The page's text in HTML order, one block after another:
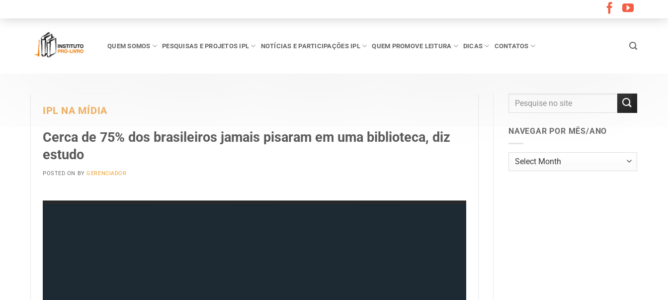
QUEM SOMOS PESQUISAS E PROJETOS IPL NOTÍCIAS E PARTICIPAÇÕES IPL QUEM PROMOVE LEITURA DICAS CONTATOS
IPL NA MÍDIA
Cerca de 75% dos brasileiros jamais pisaram em uma biblioteca, diz
estudo
POSTED ON BYGERENCIADOR
NAVEGAR POR MÊS/ANO
Navegar
por